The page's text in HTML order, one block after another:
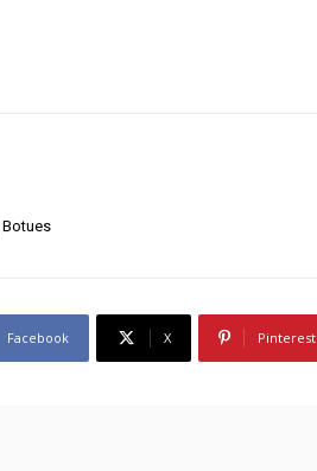
Botues
Facebook X Pinterest